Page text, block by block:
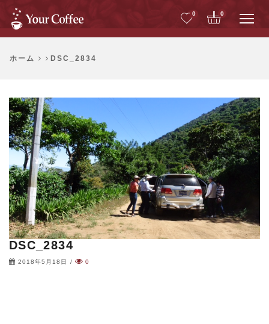
0 0
ホーム DSC_2834
DSC_2834
2018年5月18日 / 0